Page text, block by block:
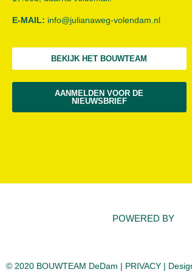
E-MAIL: info@julianaweg-volendam.nl
BEKIJK HET BOUWTEAM
AANMELDEN VOOR DE
NIEUWSBRIEF
POWERED BY
© 2020 BOUWTEAM DeDam | PRIVACY |